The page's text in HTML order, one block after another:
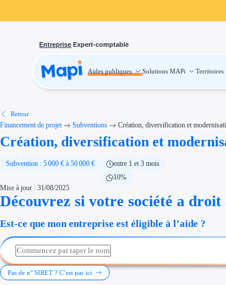
Entreprise Expert-comptable
Aides publiques Solutions MAPi Territoires
Aides publiques
Investissement
Thématiques
Financement innovation
Transition écologique
Développement international
Économies d'énergie et d'eau
Étapes de vie
Cession d'entreprise
Entreprise en difficulté
Type de financements
Aides sans remboursement
Subventions
Investir dans une entreprise
Retour
Financement de projet Subventions Création, diversification et
Création, diversification et
Subvention : 5 000 € à 50 000 €
entre 1 et 3 mois
10%
Mise à jour : 31/08/2025
Découvrez si votre société a droit
Est-ce que mon entreprise est éligible à l’aide ?
Pas de n° SIRET ? C’est par ici